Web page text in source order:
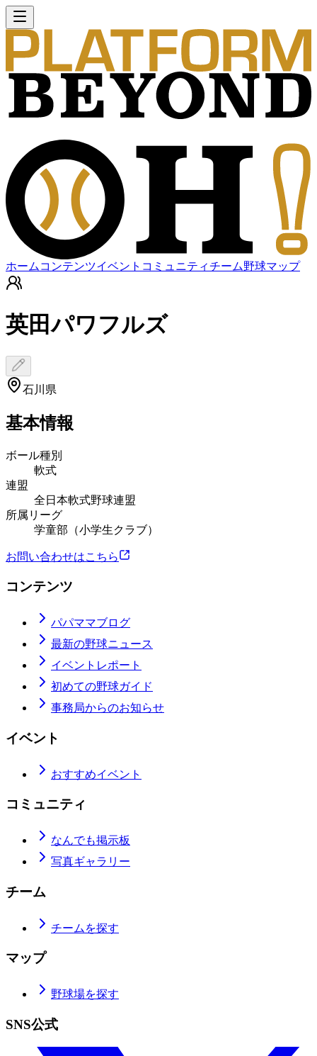
ホーム コンテンツイベント コミュニティチーム野球マップ
英田パワフルズ
石川県
基本情報
ボール種別
軟式
連盟
全日本軟式野球連盟
所属リーグ
学童部（小学生クラブ）
お問い合わせはこちら
コンテンツ
パパママブログ
最新の野球ニュース
イベントレポート
初めての野球ガイド
事務局からのお知らせ
イベント
おすすめイベント
コミュニティ
なんでも掲示板
写真ギャラリー
チーム
チームを探す
マップ
野球場を探す
SNS公式